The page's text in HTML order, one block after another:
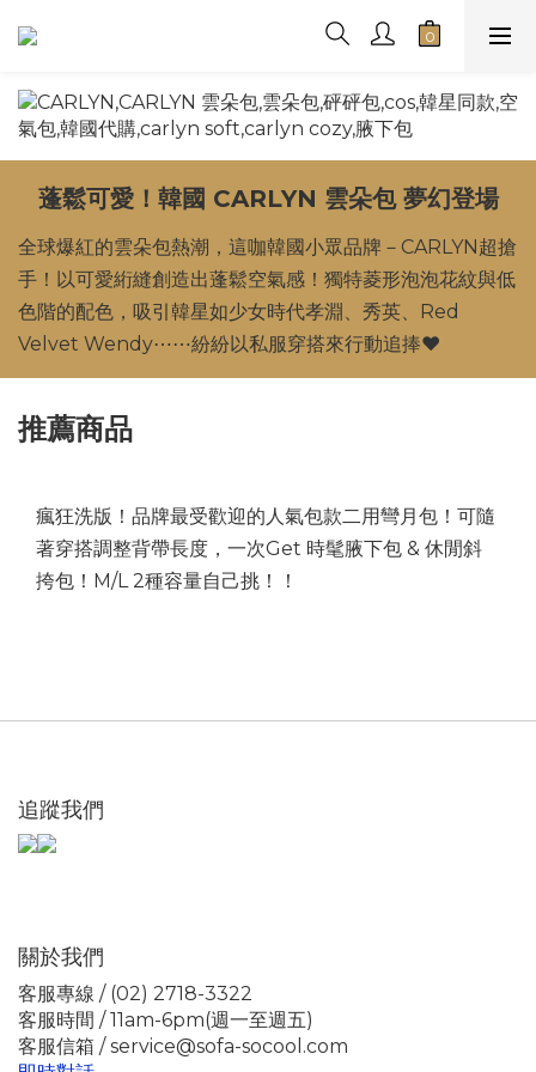
蓬鬆可愛！ 韓國 CARLYN 雲朵包 夢幻登場
全球爆紅的雲朵包熱潮，這咖韓國小眾品牌－CARLYN超搶
手！以可愛絎縫創造出蓬鬆空氣感！獨特菱形泡泡花紋與低
色階的配色，吸引韓星如少女時代孝淵、秀英、Red
Velvet Wendy⋯⋯紛紛以私服穿搭來行動追捧❤️
推薦商品
瘋狂洗版！品牌最受歡迎的人氣包款二用彎月包！可隨
著穿搭調整背帶長度，一次Get 時髦腋下包 & 休閒斜
挎包！M/L 2種容量自己挑！！
追蹤我們
關於我們
客服專線 / (02) 2718-3322
客服時間 / 11am-6pm(週一至週五)
客服信箱 / service@sofa-socool.com